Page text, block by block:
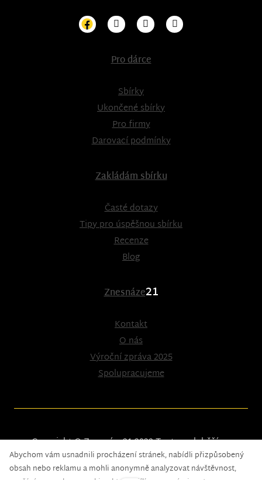
Pro dárce
Sbírky
Ukončené sbírky
Pro firmy
Darovací podmínky
Zakládám sbírku
Časté dotazy
Tipy pro úspěšnou sbírku
Recenze
Blog
Znesnáze21
Kontakt
O nás
Výroční zpráva 2025
Spolupracujeme
Copyright © Znesnáze21 2023Tento web běží na
solidpixels.
Abychom vám usnadnili procházení stránek, nabídli přizpůsobený
obsah nebo reklamu a mohli anonymně analyzovat návštěvnost,